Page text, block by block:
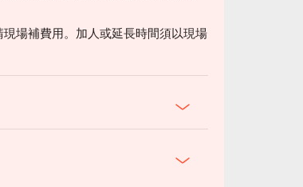
場補費用。加人或延長時間須以現場